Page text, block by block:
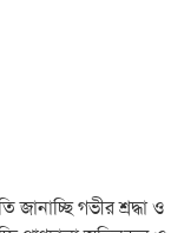
জানাচ্ছি গভীর শ্রদ্ধা ও